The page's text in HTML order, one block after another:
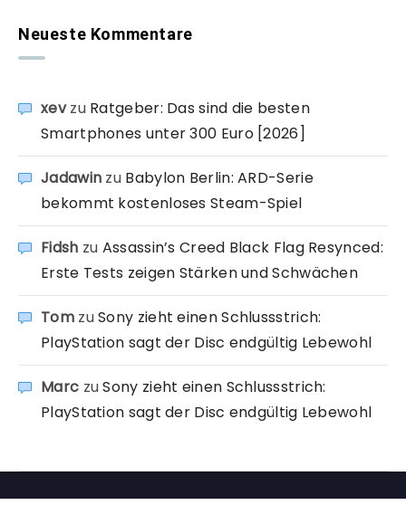
Neueste Kommentare
xevzu Ratgeber: Das sind die besten
Smartphones unter 300 Euro [2026]
Jadawin zu Babylon Berlin: ARD-Serie
bekommt kostenloses Steam-Spiel
Fidsh zu Assassin’s Creed Black Flag Resynced:
Erste Tests zeigen Stärken und Schwächen
TomzuSony zieht einen Schlussstrich:
PlayStation sagt der Disc endgültig Lebewohl
Marc zuSony zieht einen Schlussstrich:
PlayStation sagt der Disc endgültig Lebewohl